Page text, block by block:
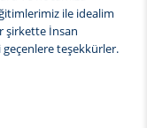
ile idealim
şirkette İnsan
geçenlere teşekkürler.